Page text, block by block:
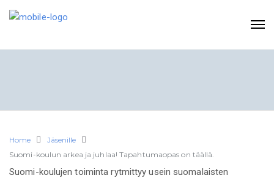
Home
Jäsenille
Suomi-koulun arkea ja juhlaa! Tapahtumaopas on täällä.
Suomi-koulujen toiminta rytmittyy usein suomalaisten